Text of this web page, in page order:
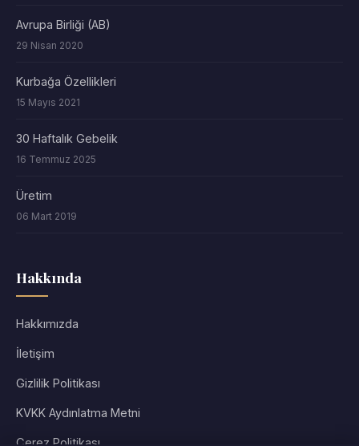
Avrupa Birliği (AB)
29 Nisan 2020
Kurbağa Özellikleri
15 Mayıs 2021
30 Haftalık Gebelik
16 Temmuz 2025
Üretim
06 Mart 2019
Hakkında
Hakkımızda
İletişim
Gizlilik Politikası
KVKK Aydınlatma Metni
Çerez Politikası